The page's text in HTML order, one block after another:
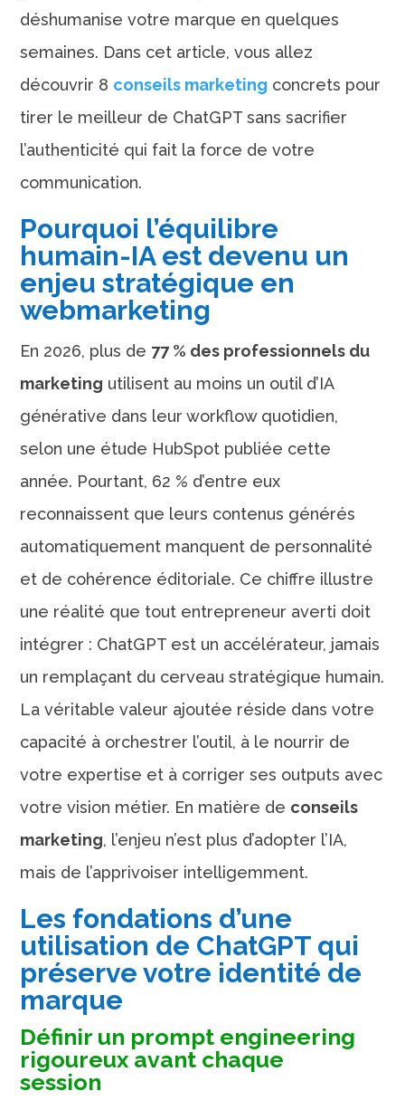
déshumanise votre marque en quelques
semaines. Dans cet article, vous allez
découvrir 8 conseils marketing concrets pour
tirer le meilleur de ChatGPT sans sacrifier
l’authenticité qui fait la force de votre
communication.
Pourquoi l’équilibre
humain-IA est devenu un
enjeu stratégique en
webmarketing
En 2026, plus de 77 % des professionnels du
marketing utilisent au moins un outil d’IA
générative dans leur workflow quotidien,
selon une étude HubSpot publiée cette
année. Pourtant, 62 % d’entre eux
reconnaissent que leurs contenus générés
automatiquement manquent de personnalité
et de cohérence éditoriale. Ce chiffre illustre
une réalité que tout entrepreneur averti doit
intégrer : ChatGPT est un accélérateur, jamais
un remplaçant du cerveau stratégique humain.
La véritable valeur ajoutée réside dans votre
capacité à orchestrer l’outil, à le nourrir de
votre expertise et à corriger ses outputs avec
votre vision métier. En matière de conseils
marketing, l’enjeu n’est plus d’adopter l’IA,
mais de l’apprivoiser intelligemment.
Les fondations d’une
utilisation de ChatGPT qui
préserve votre identité de
marque
Définir un prompt engineering
rigoureux avant chaque
session